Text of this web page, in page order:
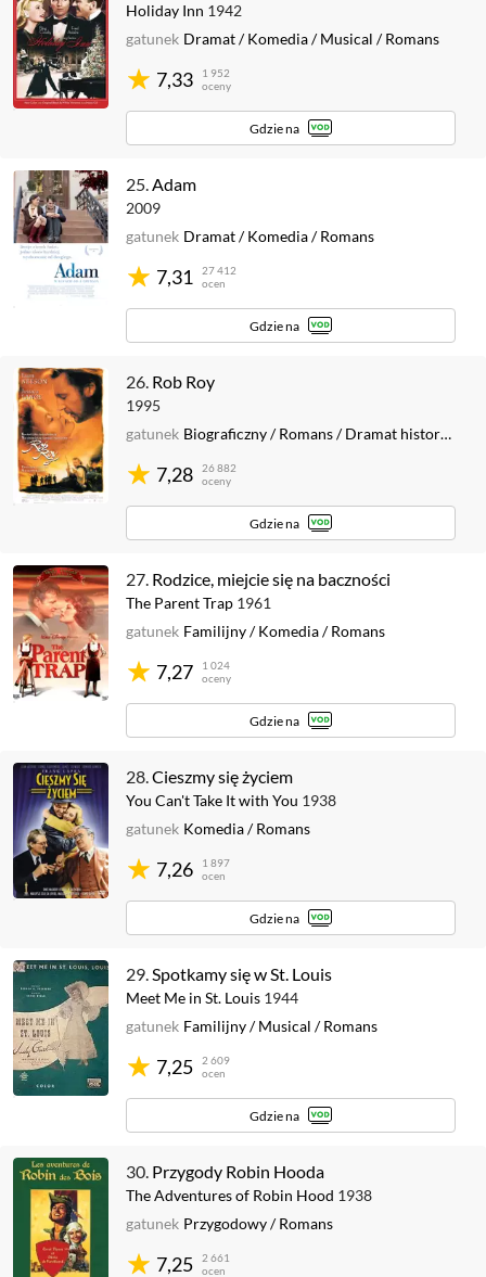
Holiday Inn 1942
7,33
1 952
oceny
gatunek Dramat/Komedia/Musical /Romans
Gdzie na
25.Adam
2009
7,31
27 412
ocen
gatunek Dramat/Komedia/Romans
Gdzie na
26. Rob Roy
1995
7,28
26 882
oceny
gatunek Biograficzny/Romans/Dramat historyczny
Gdzie na
27. Rodzice, miejcie się na baczności
The Parent Trap 1961
7,27
1 024
oceny
gatunek Familijny/Komedia/Romans
Gdzie na
28.Cieszmy się życiem
You Can't Take It with You 1938
7,26
1 897
ocen
gatunek Komedia/Romans
Gdzie na
29.Spotkamy się w St. Louis
Meet Me in St. Louis 1944
7,25
2 609
ocen
gatunek Familijny/Musical /Romans
Gdzie na
30. Przygody Robin Hooda
The Adventures of Robin Hood 1938
7,25
2 661
ocen
gatunek Przygodowy/Romans